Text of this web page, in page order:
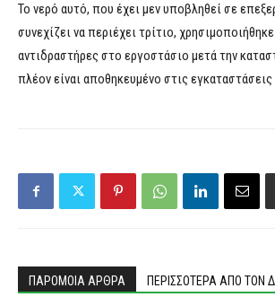
Το νερό αυτό, που έχει μεν υποβληθεί σε
συνεχίζει να περιέχει τρίτιο,
αντιδραστήρες στο εργοστάσιο μετά την
πλέον είναι αποθηκευμένο στις
ΠΑΡΟΜΟΙΑ ΑΡΘΡΑ ΠΕΡΙΣΣΟΤΕΡΑ ΑΠΟ ΤΟΝ